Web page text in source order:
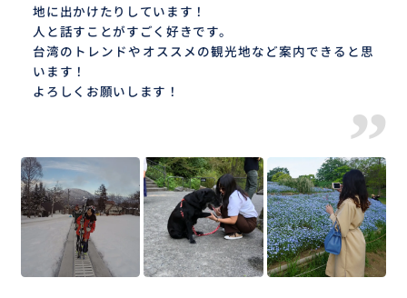
地に出かけたりしています！
人と話すことがすごく好きです。
台湾のトレンドやオススメの観光地など案内できると思
います！
よろしくお願いします！
”